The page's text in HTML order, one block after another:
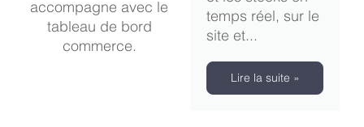
accompagne avec le
tableau de bord
commerce.
temps réel, sur le
site et...
Lire la suite »